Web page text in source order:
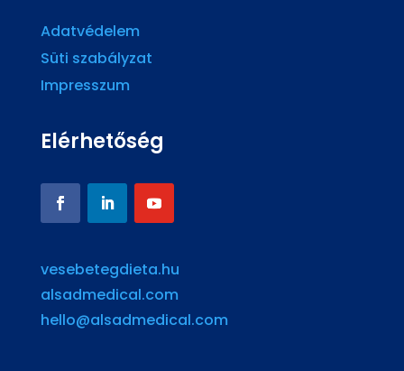
Adatvédelem
Süti szabályzat
Impresszum
Elérhetőség
vesebetegdieta.hu
alsadmedical.com
hello@alsadmedical.com